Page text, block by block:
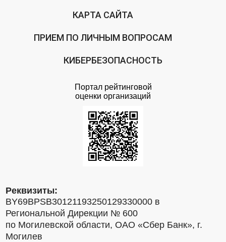
КАРТА САЙТА
ПРИЕМ ПО ЛИЧНЫМ ВОПРОСАМ
КИБЕРБЕЗОПАСНОСТЬ
Портал рейтинговой
оценки организаций
Реквизиты:
BY69BPSB30121193250129330000 в
Региональной Дирекции № 600
по Могилевской области, ОАО «Сбер Банк», г.
Могилев